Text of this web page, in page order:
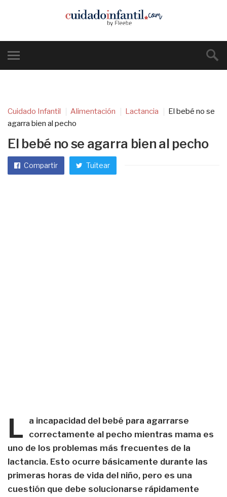
Cuidado Infantil Alimentación Lactancia
El bebé no se
agarra bien al pecho
El bebé no se agarra bien al pecho
Compartir Tuitear
L
a incapacidad del bebé para agarrarse
correctamente al pecho mientras mama es
uno de los problemas más frecuentes de la
lactancia. Esto ocurre básicamente durante las
primeras horas de vida del niño, pero es una
cuestión que debe solucionarse rápidamente